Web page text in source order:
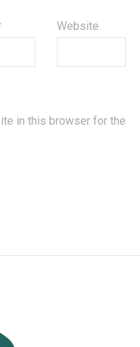
Website
in this browser for the